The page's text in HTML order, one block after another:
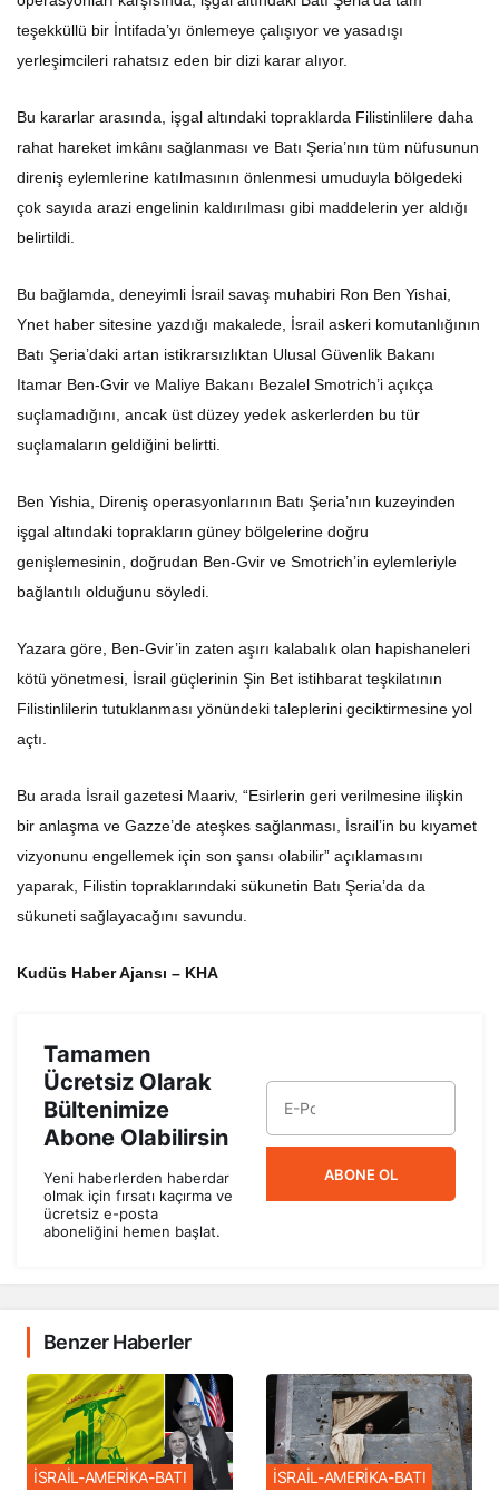
teşekküllü bir İntifada’yı önlemeye çalışıyor ve yasadışı
yerleşimcileri rahatsız eden bir dizi karar alıyor.
Bu kararlar arasında, işgal altındaki topraklarda Filistinlilere daha
rahat hareket imkânı sağlanması ve Batı Şeria’nın tüm nüfusunun
direniş eylemlerine katılmasının önlenmesi umuduyla bölgedeki
çok sayıda arazi engelinin kaldırılması gibi maddelerin yer aldığı
belirtildi.
Bu bağlamda, deneyimli İsrail savaş muhabiri Ron Ben Yishai,
Ynet haber sitesine yazdığı makalede, İsrail askeri komutanlığının
Batı Şeria’daki artan istikrarsızlıktan Ulusal Güvenlik Bakanı
Itamar Ben-Gvir ve Maliye Bakanı Bezalel Smotrich’i açıkça
suçlamadığını, ancak üst düzey yedek askerlerden bu tür
suçlamaların geldiğini belirtti.
Ben Yishia, Direniş operasyonlarının Batı Şeria’nın kuzeyinden
işgal altındaki toprakların güney bölgelerine doğru
genişlemesinin, doğrudan Ben-Gvir ve Smotrich’in eylemleriyle
bağlantılı olduğunu söyledi.
Yazara göre, Ben-Gvir’in zaten aşırı kalabalık olan hapishaneleri
kötü yönetmesi, İsrail güçlerinin Şin Bet istihbarat teşkilatının
Filistinlilerin tutuklanması yönündeki taleplerini geciktirmesine yol
açtı.
Bu arada İsrail gazetesi Maariv, “Esirlerin geri verilmesine ilişkin
bir anlaşma ve Gazze’de ateşkes sağlanması, İsrail’in bu kıyamet
vizyonunu engellemek için son şansı olabilir” açıklamasını
yaparak, Filistin topraklarındaki sükunetin Batı Şeria’da da
sükuneti sağlayacağını savundu.
Kudüs Haber Ajansı – KHA
Tamamen
Ücretsiz Olarak
Bültenimize
Abone Olabilirsin
Yeni haberlerden haberdar
olmak için fırsatı kaçırma ve
ücretsiz e-posta
aboneliğini hemen başlat.
ABONE OL
Benzer Haberler
İSRAİL-AMERİKA-BATI İSRAİL-AMERİKA-BATI